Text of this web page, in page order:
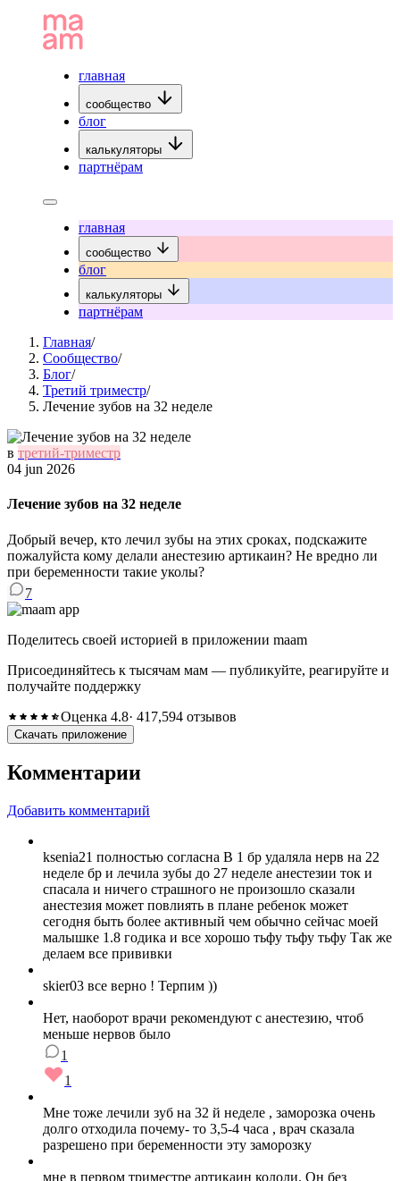
главная
сообщество
блог
калькуляторы
партнёрам
главная
сообщество
блог
калькуляторы
партнёрам
Главная/
Сообщество/
Блог/
Третий триместр/
Лечение зубов на 32 неделе
в третий-триместр
04 jun 2026
Лечение зубов на 32 неделе
Добрый вечер, кто лечил зубы на этих сроках, подскажите
пожалуйста кому делали анестезию артикаин? Не вредно ли
при беременности такие уколы?
7
Поделитесь своей историей в приложении maam
Присоединяйтесь к тысячам мам — публикуйте, реагируйте и
получайте поддержку
Оценка 4.8· 417,594 отзывов
Скачать приложение
Комментарии
Добавить комментарий
ksenia21 полностью согласна В 1 бр удаляла нерв на 22
неделе бр и лечила зубы до 27 неделе анестезии ток и
спасала и ничего страшного не произошло сказали
анестезия может повлиять в плане ребенок может
сегодня быть более активный чем обычно сейчас моей
малышке 1.8 годика и все хорошо тьфу тьфу тьфу Так же
делаем все прививки
skier03 все верно ! Терпим ))
Нет, наоборот врачи рекомендуют с анестезию, чтоб
меньше нервов было
1
1
Мне тоже лечили зуб на 32 й неделе , заморозка очень
долго отходила почему- то 3,5-4 часа , врач сказала
разрешено при беременности эту заморозку
мне в первом триместре артикаин кололи. Он без